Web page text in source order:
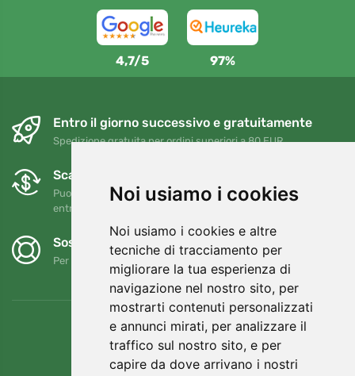
Noi usiamo i cookies
Noi usiamo i cookies e altre
tecniche di tracciamento per
migliorare la tua esperienza di
navigazione nel nostro sito, per
mostrarti contenuti personalizzati
e annunci mirati, per analizzare il
traffico sul nostro sito, e per
capire da dove arrivano i nostri
4,7/5 97%
Entro il giorno successivo e gratuitamente
Spedizione gratuita per ordini superiori a 80 EUR
Scambi e resi gratuiti
Puoi restituire o cambiare il tuo ordine in qualsiasi momento
entro 90 giorni
Sosteniamo Trees.org
Per ogni ordine piantiamo un albero! Leggi di più